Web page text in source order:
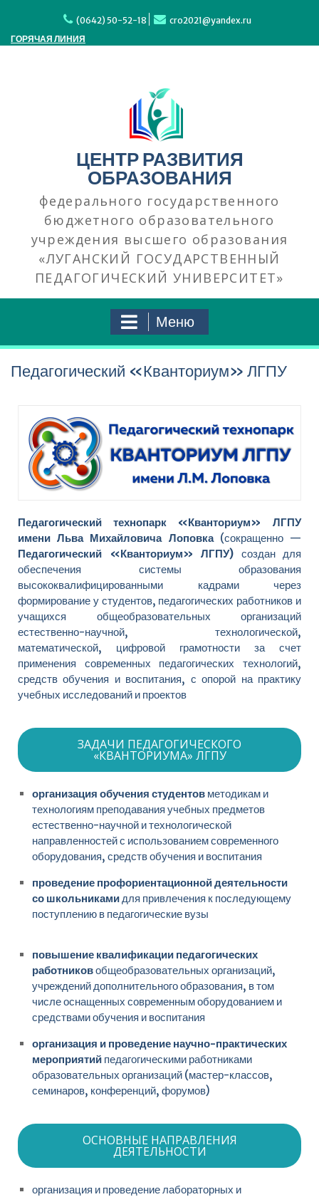
(0642) 50-52-18
cro2021@yandex.ru
ГОРЯЧАЯ ЛИНИЯ
ЦЕНТР РАЗВИТИЯ
ОБРАЗОВАНИЯ
федерального государственного
бюджетного образовательного
учреждения высшего образования
«ЛУГАНСКИЙ ГОСУДАРСТВЕННЫЙ
ПЕДАГОГИЧЕСКИЙ УНИВЕРСИТЕТ»
Меню
Педагогический «Кванториум» ЛГПУ
Педагогический технопарк «Кванториум»
ЛГПУ
имени Льва Михайловича Лоповка(сокращенно —
Педагогический «Кванториум» ЛГПУ) создан для
обеспечения системы образования
высококвалифицированными кадрами через
формирование у студентов, педагогических работников и
учащихся общеобразовательных организаций
естественно-научной, технологической,
математической, цифровой грамотности за счет
применения современных педагогических технологий,
средств обучения и воспитания, с опорой на практику
учебных исследований и проектов
ЗАДАЧИ ПЕДАГОГИЧЕСКОГО
«КВАНТОРИУМА» ЛГПУ
организация обучения студентов методикам и
технологиям преподавания учебных предметов
естественно-научной и технологической
направленностей с использованием современного
оборудования, средств обучения и воспитания
проведение профориентационной деятельности
со школьниками для привлечения к последующему
поступлению в педагогические вузы
повышение квалификации педагогических
работниковобщеобразовательных организаций,
учреждений дополнительного образования, в том
числе оснащенных современным оборудованием и
средствами обучения и воспитания
организация и проведение научно-практических
мероприятий педагогическими работниками
образовательных организаций (мастер-классов,
семинаров, конференций, форумов)
ОСНОВНЫЕ НАПРАВЛЕНИЯ
ДЕЯТЕЛЬНОСТИ
организация и проведение лабораторных и